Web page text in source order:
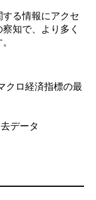
る情報にアクセ
知で、より多く
クロ経済指標の最
データ